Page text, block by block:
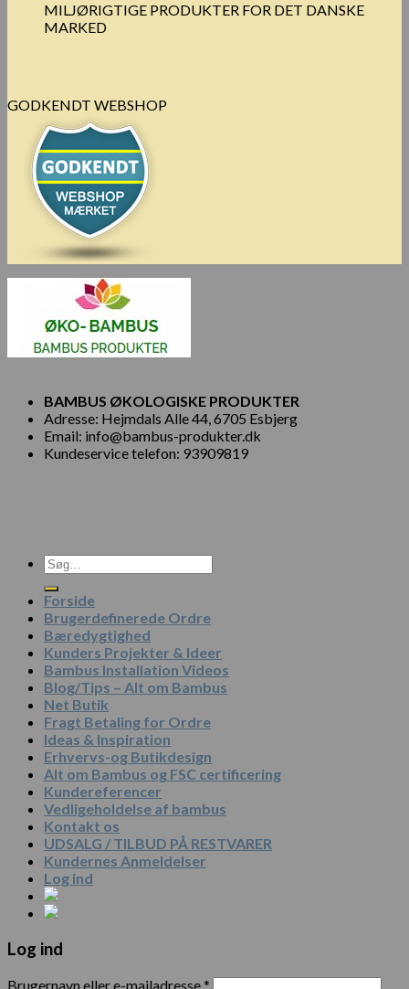
MILJØRIGTIGE PRODUKTER FOR DET DANSKE
MARKED
GODKENDT WEBSHOP
BAMBUS ØKOLOGISKE PRODUKTER
Adresse: Hejmdals Alle 44, 6705 Esbjerg
Email: info@bambus-produkter.dk
Kundeservice telefon: 93909819
Søg
efter:
Forside
Brugerdefinerede Ordre
Bæredygtighed
Kunders Projekter & Ideer
Bambus Installation Videos
Blog/Tips – Alt om Bambus
Net Butik
Fragt Betaling for Ordre
Ideas & Inspiration
Erhvervs-og Butikdesign
Alt om Bambus og FSC certificering
Kundereferencer
Vedligeholdelse af bambus
Kontakt os
UDSALG / TILBUD PÅ RESTVARER
Kundernes Anmeldelser
Log ind
Log ind
Brugernavn eller e-mailadresse*